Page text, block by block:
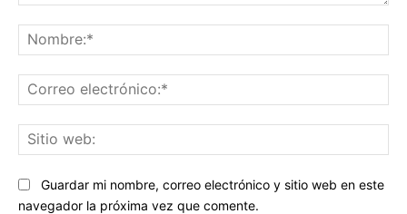
Guardar mi nombre, correo electrónico y sitio web en este
navegador la próxima vez que comente.